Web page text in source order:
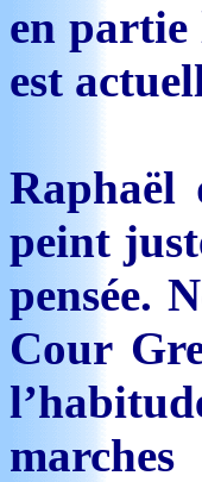
en partie
est
Raphaël
peint
pensée.
Cour